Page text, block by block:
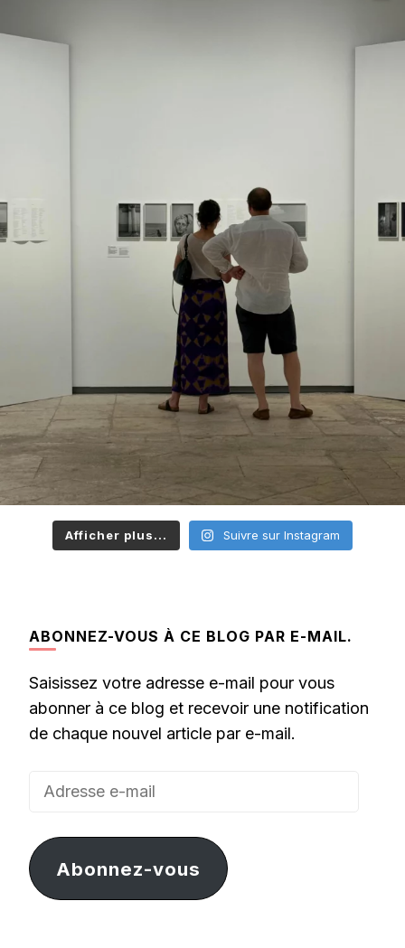
Afficher plus... Suivre sur Instagram
ABONNEZ-VOUS À CE BLOG PAR E-MAIL.
Saisissez votre adresse e-mail pour vous
abonner à ce blog et recevoir une notification
de chaque nouvel article par e-mail.
Adresse
mail
Abonnez-vous